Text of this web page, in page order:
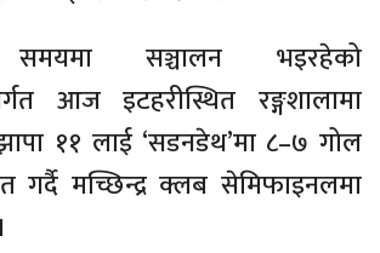
समयमा सञ्चालन भइरहेको
आज इटहरीस्थित रङ्गशालामा
११ लाई ‘सडनडेथ’मा ८–७ गोल
गर्दै मच्छिन्द्र क्लब सेमिफाइनलमा